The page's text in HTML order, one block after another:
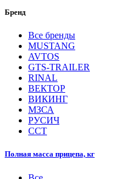
Бренд
Все бренды
MUSTANG
AVTOS
GTS-TRAILER
RINAL
ВЕКТОР
ВИКИНГ
МЗСА
РУСИЧ
ССТ
Полная масса прицепа, кг